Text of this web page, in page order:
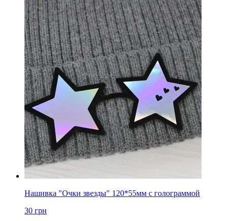
Нашивка "Очки звезды" 120*55мм с голограммой
30 грн